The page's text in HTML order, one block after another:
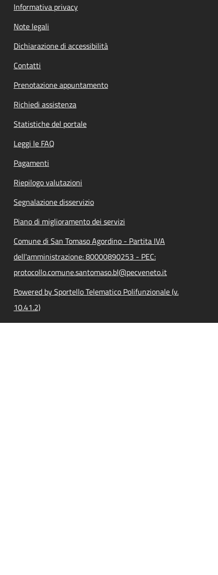
Informativa privacy
Note legali
Dichiarazione di accessibilità
Contatti
Prenotazione appuntamento
Richiedi assistenza
Statistiche del portale
Leggi le FAQ
Pagamenti
Riepilogo valutazioni
Segnalazione disservizio
Piano di miglioramento dei servizi
Comune di San Tomaso Agordino - Partita IVA
dell'amministrazione: 80000890253 - PEC:
protocollo.comune.santomaso.bl@pecveneto.it
Powered by Sportello Telematico Polifunzionale (v.
10.41.2)